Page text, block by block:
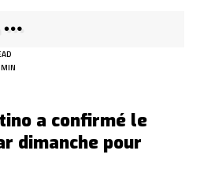
a confirmé le
dimanche pour